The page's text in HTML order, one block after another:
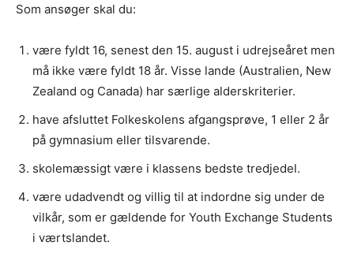
Som ansøger skal du:
være fyldt 16, senest den 15. august i udrejseåret men
må ikke være fyldt 18 år. Visse lande (Australien, New
Zealand og Canada) har særlige alderskriterier.
have afsluttet Folkeskolens afgangsprøve, 1 eller 2 år
på gymnasium eller tilsvarende.
skolemæssigt være i klassens bedste tredjedel.
være udadvendt og villig til at indordne sig under de
vilkår, som er gældende for Youth Exchange Students
i værtslandet.